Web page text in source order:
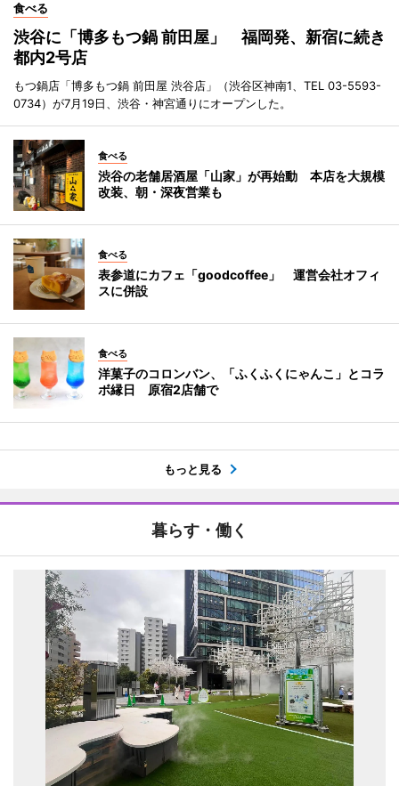
食べる
渋谷に「博多もつ鍋 前田屋」 福岡発、新宿に続き
都内2号店
もつ鍋店「博多もつ鍋 前田屋 渋谷店」（渋谷区神南1、TEL 03-5593-
0734）が7月19日、渋谷・神宮通りにオープンした。
食べる
渋谷の老舗居酒屋「山家」が再始動 本店を大規模
改装、朝・深夜営業も
食べる
表参道にカフェ「goodcoffee」 運営会社オフィ
スに併設
食べる
洋菓子のコロンバン、「ふくふくにゃんこ」とコラ
ボ縁日 原宿2店舗で
もっと見る
暮らす・働く